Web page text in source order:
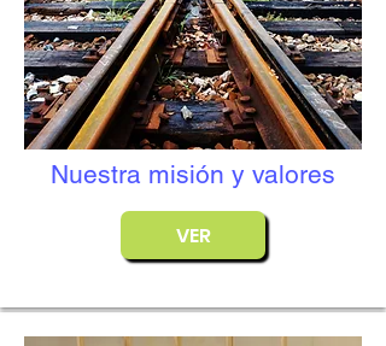
Nuestra misión y valores
VER